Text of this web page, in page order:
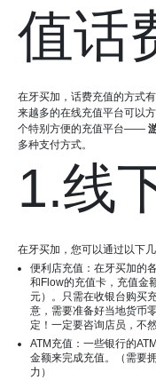
值话
在牙买加，话费充值的方式
来越多的在线充值平台可以
个特别方便的充值平台——
多种支付方式。
1.线
在牙买加，您可以通过以下
便利店充值：在牙买加的
和Flow的充值卡，充值金
元）。只需在收银台购买
意，需要准备好当地货币
定！一定要咨询店员，不
ATM充值：一些银行的
金额来完成充值。（需要
力）